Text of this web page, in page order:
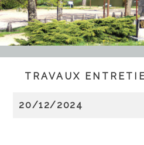
Découvrir le Centre de Loisirs
TRAVAUX
20/12/2024